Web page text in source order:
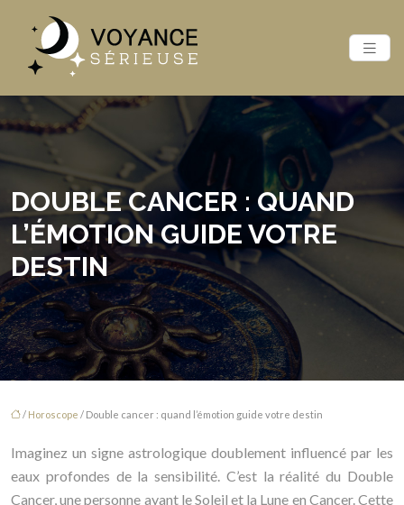
DOUBLE CANCER : QUAND
L’ÉMOTION GUIDE VOTRE
DESTIN
/ Horoscope / Double cancer : quand l’émotion guide votre destin
Imaginez un signe astrologique doublement influencé par les
eaux profondes de la sensibilité. C’est la réalité du Double
Cancer, une personne ayant le Soleil et la Lune en Cancer. Cette